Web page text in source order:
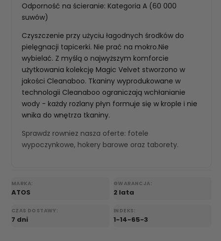
Odporność na ścieranie: Kategoria A (60 000
suwów)
Czyszczenie przy użyciu łagodnych środków do
pielęgnacji tapicerki. Nie prać na mokro.Nie
wybielać. Z myślą o najwyższym komforcie
użytkowania kolekcję Magic Velvet stworzono w
jakości Cleanaboo. Tkaniny wyprodukowane w
technologii Cleanaboo ograniczają wchłanianie
wody - każdy rozlany płyn formuje się w krople i nie
wnika do wnętrza tkaniny.
Sprawdz rowniez nasza oferte: fotele
wypoczynkowe, hokery barowe oraz taborety.
MARKA:
ATOS
GWARANCJA:
2 lata
CZAS DOSTAWY:
7 dni
INDEKS:
1-14-65-3